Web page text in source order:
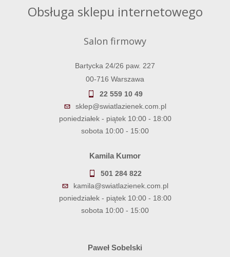
Obsługa sklepu internetowego
Salon firmowy
Bartycka 24/26 paw. 227
00-716 Warszawa
22 559 10 49
sklep@swiatlazienek.com.pl
poniedziałek - piątek 10:00 - 18:00
sobota 10:00 - 15:00
Kamila Kumor
501 284 822
kamila@swiatlazienek.com.pl
poniedziałek - piątek 10:00 - 18:00
sobota 10:00 - 15:00
Paweł Sobelski